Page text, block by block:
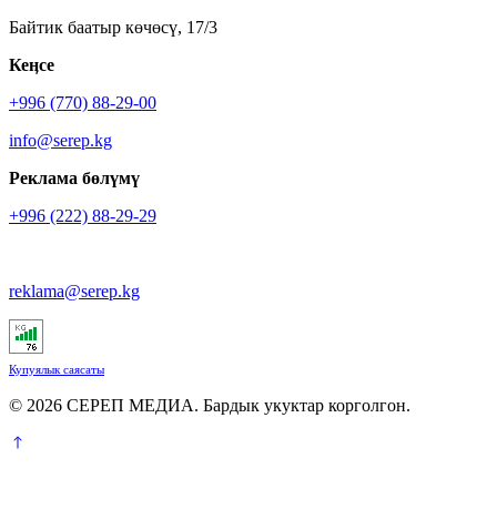
Байтик баатыр көчөсү, 17/3
Кеӊсе
+996 (770) 88-29-00
info@serep.kg
Реклама бөлүмү
+996 (222) 88-29-29
reklama@serep.kg
Купуялык саясаты
© 2026 СЕРЕП МЕДИА. Бардык укуктар корголгон.